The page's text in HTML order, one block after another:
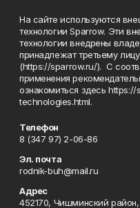
На сайте используются
технологии Sparrow. Эти
технологии внедрены
принадлежат третьему
(https://sparrow.ru/). С
применения
ознакомиться здесь
technologies.html.
Телефон
8 (347 97) 2-06-86
Эл. почта
rodnik-buh@mail.ru
Адрес
452170, Чишминский